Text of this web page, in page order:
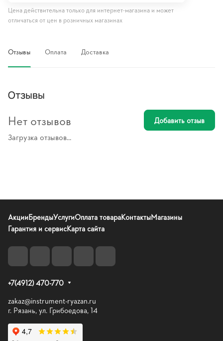
Цена действительна только для интернет-магазина и может
отличаться от цен в розничных магазинах
Отзывы Оплата Доставка
Отзывы
Загрузка отзывов...
Нет отзывов Добавить отзыв
АкцииБрендыУслугиОплата товараКонтактыМагазины
Гарантия и сервисКарта сайта
+7(4912) 470-770
zakaz@instrument-ryazan.ru
г. Рязань, ул. Грибоедова, 14